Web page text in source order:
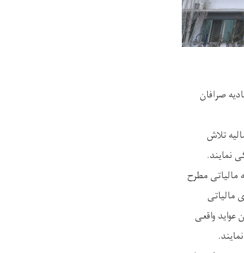
صرافان
تلاش
نمایند.
مطرح
مالیاتی
واقعی